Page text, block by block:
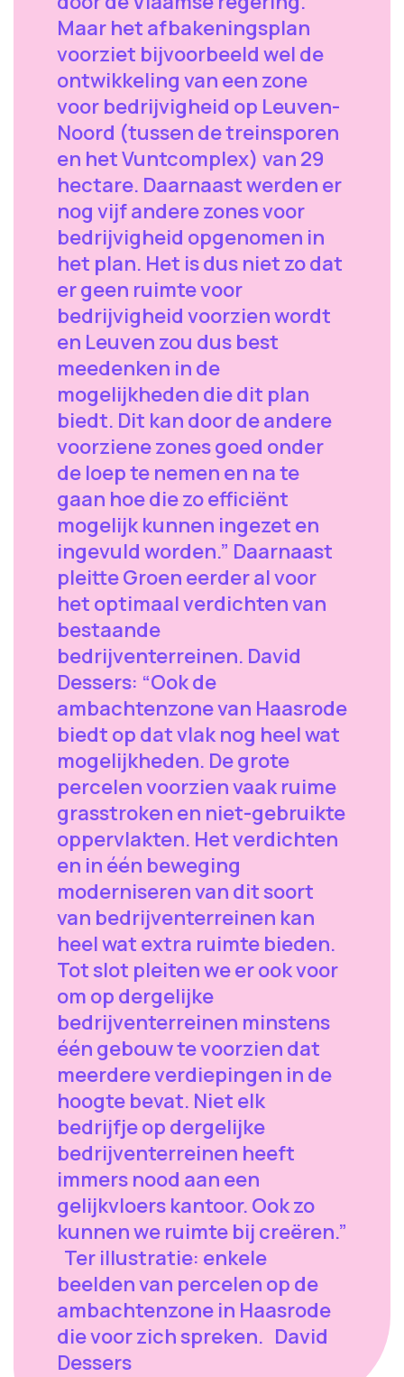
Maar het afbakeningsplan
voorziet bijvoorbeeld wel de
ontwikkeling van een zone
voor bedrijvigheid op Leuven-
Noord (tussen de treinsporen
en het Vuntcomplex) van 29
hectare. Daarnaast werden er
nog vijf andere zones voor
bedrijvigheid opgenomen in
het plan. Het is dus niet zo dat
er geen ruimte voor
bedrijvigheid voorzien wordt
en Leuven zou dus best
meedenken in de
mogelijkheden die dit plan
biedt. Dit kan door de andere
voorziene zones goed onder
de loep te nemen en na te
gaan hoe die zo efficiënt
mogelijk kunnen ingezet en
ingevuld worden.” Daarnaast
pleitte Groen eerder al voor
het optimaal verdichten van
bestaande
bedrijventerreinen. David
Dessers: “Ook de
ambachtenzone van Haasrode
biedt op dat vlak nog heel wat
mogelijkheden. De grote
percelen voorzien vaak ruime
grasstroken en niet-gebruikte
oppervlakten. Het verdichten
en in één beweging
moderniseren van dit soort
van bedrijventerreinen kan
heel wat extra ruimte bieden.
Tot slot pleiten we er ook voor
om op dergelijke
bedrijventerreinen minstens
één gebouw te voorzien dat
meerdere verdiepingen in de
hoogte bevat. Niet elk
bedrijfje op dergelijke
bedrijventerreinen heeft
immers nood aan een
gelijkvloers kantoor. Ook zo
kunnen we ruimte bij creëren.”
Ter illustratie: enkele
beelden van percelen op de
ambachtenzone in Haasrode
die voor zich spreken. David
Dessers